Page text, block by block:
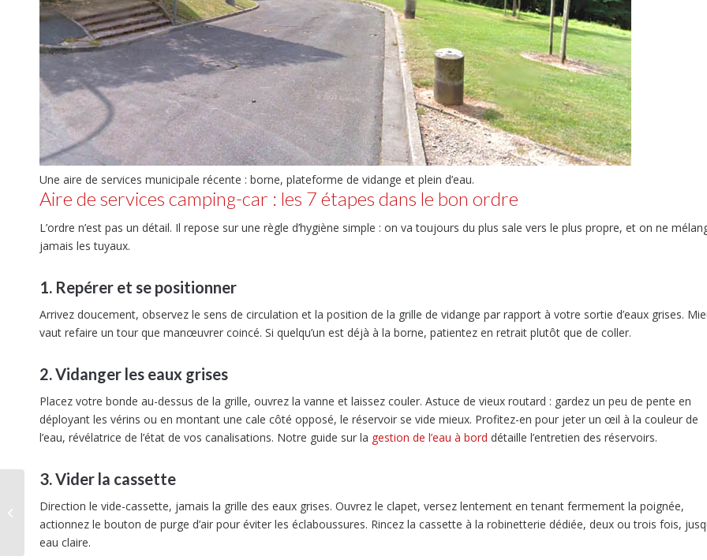
Une aire de services municipale récente : borne, plateforme de vidange et plein d’eau.
Aire de services camping-car : les 7 étapes dans le bon ordre
L’ordre n’est pas un détail. Il repose sur une règle d’hygiène simple : on va toujours du plus sale vers le plus propre, et on ne
jamais les tuyaux.
1. Repérer et se positionner
Arrivez doucement, observez le sens de circulation et la position de la grille de vidange par rapport à votre sortie d’eaux grises.
vaut refaire un tour que manœuvrer coincé. Si quelqu’un est déjà à la borne, patientez en retrait plutôt que de coller.
2. Vidanger les eaux grises
Placez votre bonde au-dessus de la grille, ouvrez la vanne et laissez couler. Astuce de vieux routard : gardez un peu de pente en
déployant les vérins ou en montant une cale côté opposé, le réservoir se vide mieux. Profitez-en pour jeter un œil à la couleur de
l’eau, révélatrice de l’état de vos canalisations. Notre guide sur la gestion de l’eau à bord détaille l’entretien des réservoirs.
3. Vider la cassette
Direction le vide-cassette, jamais la grille des eaux grises. Ouvrez le clapet, versez lentement en tenant fermement la poignée,
actionnez le bouton de purge d’air pour éviter les éclaboussures. Rincez la cassette à la robinetterie dédiée, deux ou trois fois,
eau claire.
KRVACAMP nouveau
distributeur des
marques Adria et Elios
(Adria Mobil)